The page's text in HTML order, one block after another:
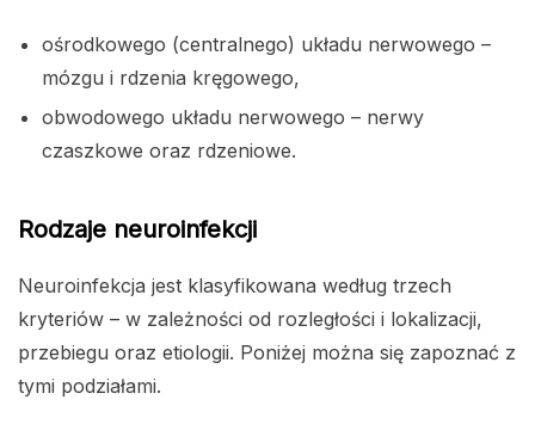
ośrodkowego (centralnego) układu nerwowego –
mózgu i rdzenia kręgowego,
obwodowego układu nerwowego – nerwy
czaszkowe oraz rdzeniowe.
Rodzaje neuroinfekcji
Neuroinfekcja jest klasyfikowana według trzech
kryteriów – w zależności od rozległości i lokalizacji,
przebiegu oraz etiologii. Poniżej można się zapoznać z
tymi podziałami.